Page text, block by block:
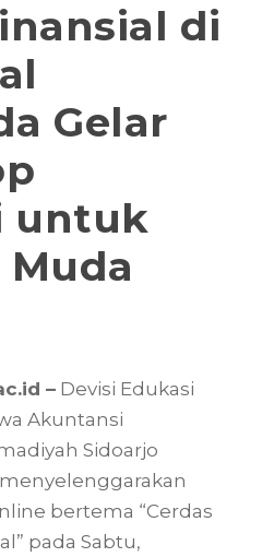
di
Gelar
untuk
Muda
– Devisi Edukasi
Akuntansi
Sidoarjo
bertema “Cerdas
pada Sabtu,